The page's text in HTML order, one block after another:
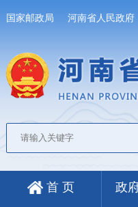
国家邮政局 河南省人民政府
首 页 政